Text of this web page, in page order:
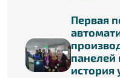
Первая
панелей
история